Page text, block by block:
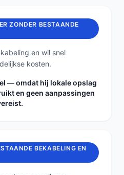
ZONDER BESTAANDE
en wil snel
kosten.
— omdat hij lokale opslag
en geen aanpassingen
BEKABELING EN